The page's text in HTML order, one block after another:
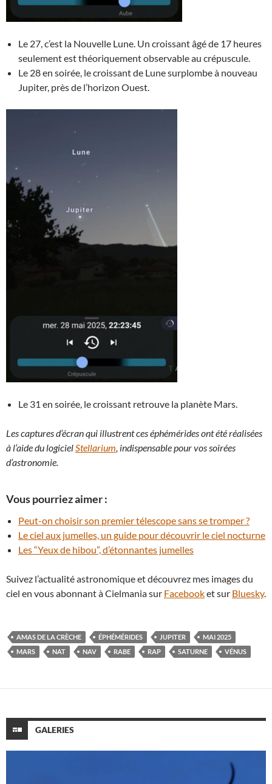
Le 27, c’est la Nouvelle Lune. Un croissant âgé de 17 heures
seulement est théoriquement observable au crépuscule.
Le 28 en soirée, le croissant de Lune surplombe à nouveau
Jupiter, près de l’horizon Ouest.
Le 31 en soirée, le croissant retrouve la planète Mars.
Les captures d’écran qui illustrent ces éphémérides ont été réalisées
à l’aide du logicielStellarium, indispensable pour vos soirées
d’astronomie.
Vous pourriez aimer :
Peut-on choisir son premier télescope sans se tromper ?
Le ciel aux jumelles, un guide pour découvrir le ciel nocturne
Les “Yeux de hibou”, d’étonnantes jumelles
Suivez l’actualité astronomique et découvrez mes images du
ciel en vous abonnant à Cielmania sur Facebooket sur Bluesky.
AMAS DE LA CRÈCHE ÉPHÉMÉRIDES JUPITER
MAI 2025
MARS
NAT NAV RABE RAP SATURNE VÉNUS
GALERIES